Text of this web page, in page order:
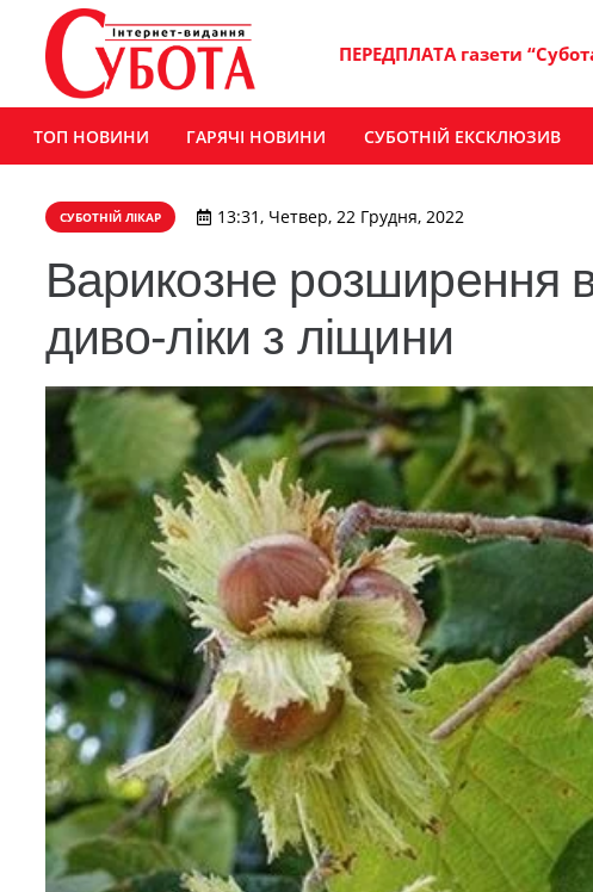
ПЕРЕДПЛАТА газети
ТОП НОВИНИ ГАРЯЧІ НОВИНИ СУБОТНІЙ ЕКСКЛЮЗИВ
СУБОТНІЙ ЛІКАР 13:31, Четвер, 22 Грудня, 2022
Варикозне розширення
диво-ліки з ліщини